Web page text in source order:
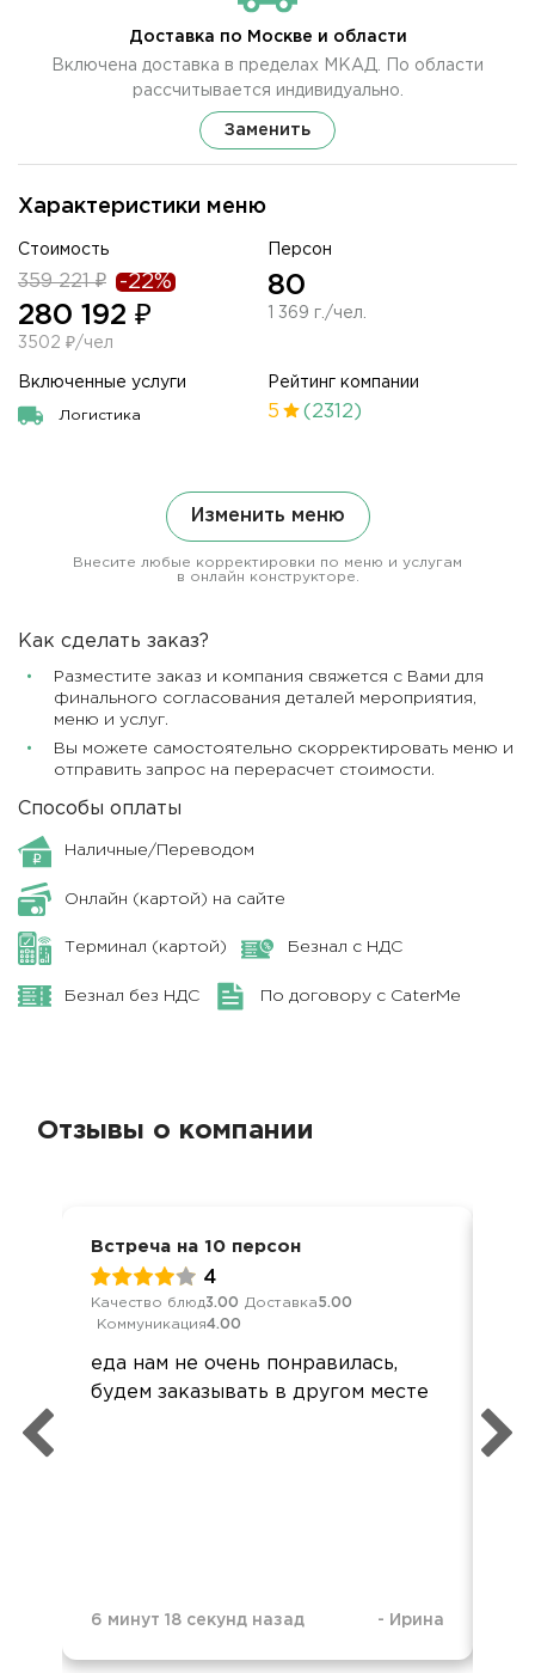
Характеристики меню
Стоимость
359 221 ₽ -22%
280 192 ₽
3502 ₽/чел
Персон
80
1 369 г./чел.
Включенные услуги
Логистика
Рейтинг компании
5 (2312)
Изменить меню
Внесите любые корректировки по меню и услугам
в онлайн конструкторе.
Доставка по Москве и области
Включена доставка в пределах МКАД. По области
рассчитывается индивидуально.
Заменить
Как сделать заказ?
Разместите заказ и компания свяжется с Вами для
финального согласования деталей мероприятия,
меню и услуг.
Вы можете самостоятельно скорректировать меню и
отправить запрос на перерасчет стоимости.
Способы оплаты
Наличные/Переводом
Онлайн (картой) на сайте
Терминал (картой) Безнал с НДС
Безнал без НДС По договору с CaterMe
Отзывы о компании
Встреча на 10 персон
4
Качество блюд3.00 Доставка5.00
Коммуникация4.00
еда нам не очень понравилась,
будем заказывать в другом месте
6 минут 18 секунд назад - Ирина